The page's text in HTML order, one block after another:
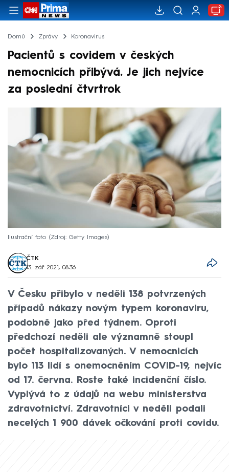
Domů Zprávy Koronavirus
Pacientů s covidem v českých
nemocnicích přibývá. Je jich nejvíce
za poslední čtvrtrok
Ilustrační foto Zdroj: Getty Images
ČTK
13. zář 2021, 08:36
V Česku přibylo v neděli 138 potvrzených
případů nákazy novým typem koronaviru,
podobně jako před týdnem. Oproti
předchozí neděli ale významně stoupl
počet hospitalizovaných. V nemocnicích
bylo 113 lidí s onemocněním COVID-19, nejvíc
od 17. června. Roste také incidenční číslo.
Vyplývá to z údajů na webu ministerstva
zdravotnictví. Zdravotníci v neděli podali
necelých 1 900 dávek očkování proti covidu.